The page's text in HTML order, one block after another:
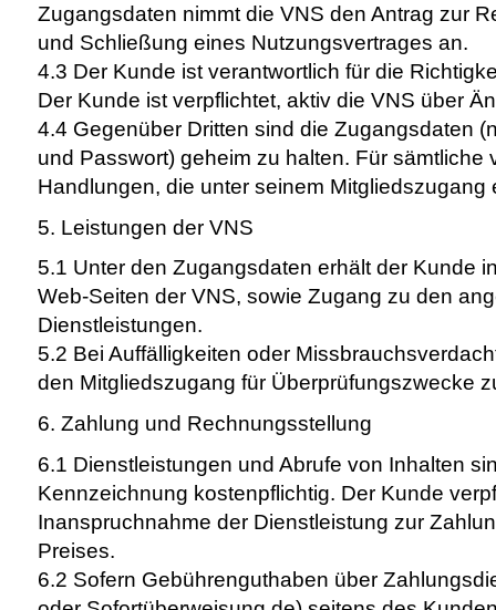
Zugangsdaten nimmt die VNS den Antrag zur
und Schließung eines Nutzungsvertrages an.
4.3 Der Kunde ist verantwortlich für die
Der Kunde ist verpflichtet, aktiv die VNS über
4.4 Gegenüber Dritten sind die Zugangsdaten
und Passwort) geheim zu halten. Für sämtliche
Handlungen, die unter seinem Mitgliedszugang
5. Leistungen der VNS
5.1 Unter den Zugangsdaten erhält der Kunde
Web-Seiten der VNS, sowie Zugang zu den
Dienstleistungen.
5.2 Bei Auffälligkeiten oder
den Mitgliedszugang für Überprüfungszwecke
6. Zahlung und Rechnungsstellung
6.1 Dienstleistungen und Abrufe von Inhalten
Kennzeichnung kostenpflichtig. Der Kunde
Inanspruchnahme der Dienstleistung zur
Preises.
6.2 Sofern Gebührenguthaben über